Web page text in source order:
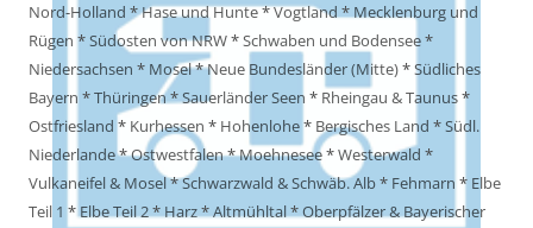
Nord-Holland *Hase und Hunte*Vogtland*Mecklenburg und
Rügen *Südosten von NRW*Schwaben und Bodensee*
Niedersachsen * Mosel*Neue Bundesländer (Mitte)*Südliches
Bayern *Thüringen*Sauerländer Seen * Rheingau & Taunus*
Ostfriesland * Kurhessen * Hohenlohe* Bergisches Land *Südl.
Niederlande*Ostwestfalen*Moehnesee*Westerwald *
Vulkaneifel & Mosel*Schwarzwald & Schwäb. Alb* Fehmarn * Elbe
Teil 1 *Elbe Teil 2*Harz*Altmühltal*Oberpfälzer & Bayerischer